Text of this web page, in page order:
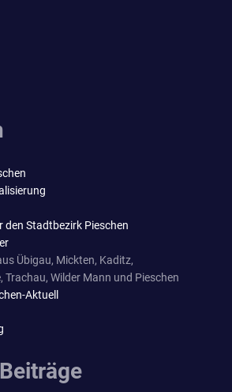
den Stadtbezirk Pieschen
Übigau, Mickten, Kaditz,
Trachau, Wilder Mann und Pieschen
Aktuell